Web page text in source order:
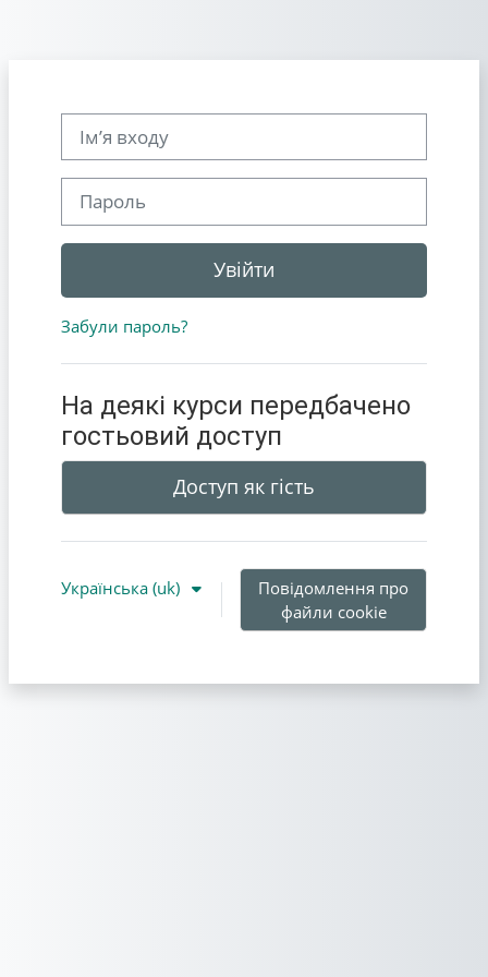
Увійти
Забули пароль?
На деякі курси передбачено
гостьовий доступ
Доступ як гість
Українська ‎(uk)‎
Повідомлення про
файли cookie